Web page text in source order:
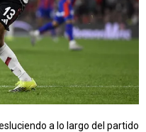
a lo largo del partido